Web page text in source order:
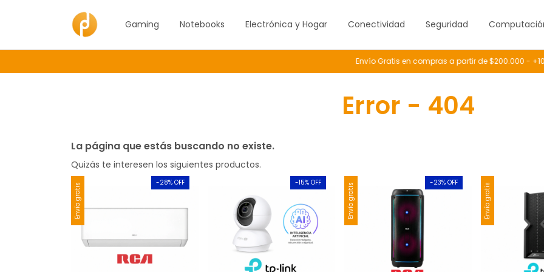
Gaming Notebooks Electrónica y Hogar Conectividad Seguridad
Envío Gratis en compras a partir de $200.000 -
Error - 404
La página que estás buscando no existe.
Quizás te interesen los siguientes productos.
Envío gratis -28% OFF -15% OFF Envío gratis -23% OFF Envío gratis